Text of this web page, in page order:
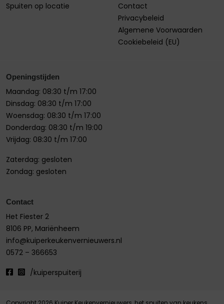
Spuiten op locatie
Contact
Privacybeleid
Algemene Voorwaarden
Cookiebeleid (EU)
Openingstijden
Maandag: 08:30 t/m 17:00
Dinsdag: 08:30 t/m 17:00
Woensdag: 08:30 t/m 17:00
Donderdag: 08:30 t/m 19:00
Vrijdag: 08:30 t/m 17:00
Zaterdag: gesloten
Zondag: gesloten
Contact
Het Fiester 2
8106 PP, Mariënheem
info@kuiperkeukenvernieuwers.nl
0572 – 366653
/kuiperspuiterij